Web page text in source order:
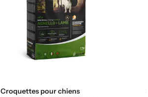
Croquettes pour chiens